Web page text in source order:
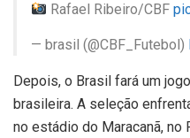
Rafael Ribeiro/CBF
— brasil (@CBF_Futebol)
Depois, o Brasil fará um
brasileira. A seleção
no estádio do Maracanã, no